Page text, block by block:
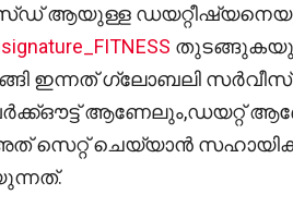
ആയുള്ള
ഇന്നത് ഗ്ലോബലി
ആണേലും,ഡയറ്റ്
സെറ്റ് ചെയ്യാൻ